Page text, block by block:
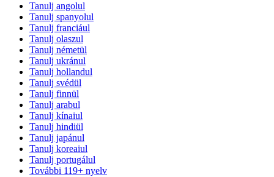
Tanulj angolul
Tanulj spanyolul
Tanulj franciául
Tanulj olaszul
Tanulj németül
Tanulj ukránul
Tanulj hollandul
Tanulj svédül
Tanulj finnül
Tanulj arabul
Tanulj kínaiul
Tanulj hindiül
Tanulj japánul
Tanulj koreaiul
Tanulj portugálul
További 119+ nyelv